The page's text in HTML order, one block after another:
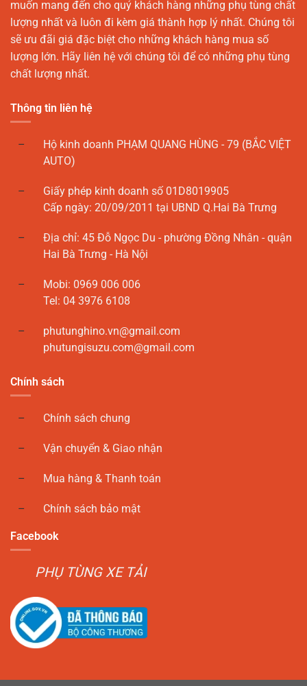
muốn mang đến cho quý khách hàng những phụ tùng chất
lượng nhất và luôn đi kèm giá thành hợp lý nhất. Chúng tôi
sẽ ưu đãi giá đặc biệt cho những khách hàng mua số
lượng lớn. Hãy liên hệ với chúng tôi để có những phụ tùng
chất lượng nhất.
Thông tin liên hệ
Hộ kinh doanh PHẠM QUANG HÙNG - 79 (BẮC VIỆT
AUTO)
Giấy phép kinh doanh số 01D8019905
Cấp ngày: 20/09/2011 tại UBND Q.Hai Bà Trưng
Địa chỉ: 45 Đỗ Ngọc Du - phường Đồng Nhân - quận
Hai Bà Trưng - Hà Nội
Mobi: 0969 006 006
Tel: 04 3976 6108
phutunghino.vn@gmail.com
phutungisuzu.com@gmail.com
Chính sách
Chính sách chung
Vận chuyển & Giao nhận
Mua hàng & Thanh toán
Chính sách bảo mật
Facebook
PHỤ TÙNG XE TẢI